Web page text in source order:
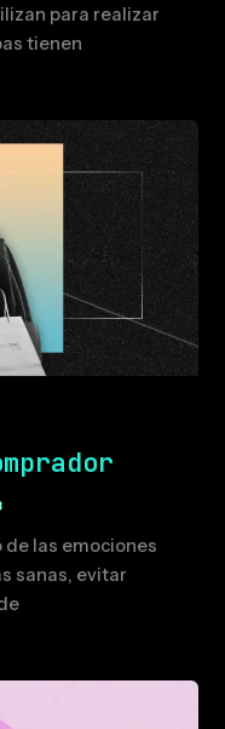
para realizar
tienen
las emociones
sanas, evitar